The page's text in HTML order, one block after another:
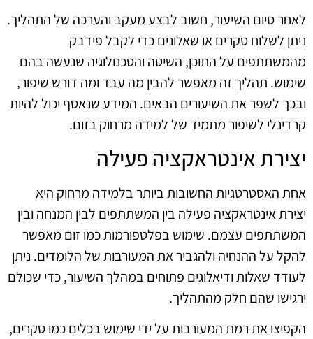
לאחר סיום השיעור, חשוב לבצע מעקב והערכה של התהליך.
ניתן לשלוח סקרים או שאלונים כדי לקבל פידבק
מהמשתתפים על התוכן, השיטה והטכנולוגיה שנעשה בהם
שימוש. תהליך זה מאפשר להבין מה עבד ומה דורש שיפור,
ובכך לשפר את השיעורים הבאים. המידע שנאסף יכול להיות
קרדינלי לשיפור מתמיד של למידה מרחוק בזום.
יצירת אינטראקציה פעילה
אחת האסטרטגיות החשובות ביותר בלמידה מרחוק היא
יצירת אינטראקציה פעילה בין המשתתפים לבין המנחה ובין
המשתתפים עצמם. שימוש בפלטפורמות כמו זום מאפשר
להקל על ההנחיה ולהגביר את המעורבות של הלומדים. ניתן
לעודד שאלות ודיאלוגים פתוחים במהלך השיעור, כדי שכולם
ירגישו שהם חלק מהתהליך.
הקפיצו את רמת המעורבות על ידי שימוש בכלים כמו סקרים,